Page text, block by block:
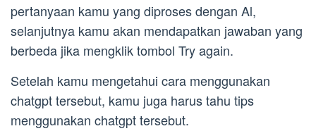
pertanyaan kamu yang diproses dengan Al,
selanjutnya kamu akan mendapatkan jawaban yang
berbeda jika mengklik tombol Try again.
Setelah kamu mengetahui cara menggunakan
chatgpt tersebut, kamu juga harus tahu tips
menggunakan chatgpt tersebut.